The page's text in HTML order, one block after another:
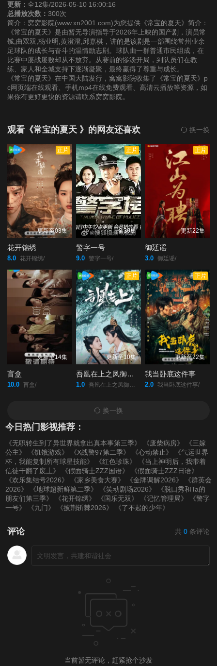
更新： 全12集/2026-05-10 16:00:16
总播放次数： 300次
简介：窝窝影院(www.xn2001.com)为您提供《常宝的夏天》简介：
《常宝的夏天》是由暂无导演指导于2026年上映的国产剧，演员常
铖,曲双双,杨业明,黄澄澄,邱嘉棋，讲的是该剧是一部围绕常州业余
足球队的成长与奋斗的温情励志剧。球队由一群普通市民组成，在
比赛中屡战屡败却从不放弃。从赛前的惨淡开局，到队员们在教
练、家人和全城支持下逐渐凝聚，最终赢得了尊重与成长。
《常宝的夏天》在中国大陆发行，窝窝影院收集了《常宝的夏天》p
c网页端在线观看、手机mp4在线免费观看、高清云播放等资源，如
果你有更好更快的资源请联系窝窝影院。
观看《常宝的夏天 》的网友还喜欢 换一换
正片
更新至03集
花开锦绣
8.0 花开锦绣/
正片
全30集
警字一号
9.0 警字一号/
正片
更新22集
御廷谣
3.0 御廷谣/
更新至14集
盲盒
10.0 盲盒/
正片
更新至10集
吾凰在上之凤御四方
1.0 吾凰在上之凤御四方/
正片
更新至22集
我当卧底这件事
2.0 我当卧底这件事/
换一换
今日热门影视推荐：
《无职转生到了异世界就拿出真本事第三季》 《废柴病房》
《三嫁
公主》
《饥饿游戏》 《X战警97第二季》 《心动禁止》
《气运世界
杯，我能复制所有球星技能》
《红色珍珠》
《当上神明后，我带着
信徒干翻了废土》
《假面骑士ZZZ国语》
《假面骑士ZZZ日语》
《欢乐集结号2026》
《家乡美食大赛》 《金牌调解2026》
《群英会
2026》
《地球超新鲜第二季》 《笑动剧场2026》
《脱口秀和Ta的
朋友们第三季》
《花开锦绣》 《国乐无双》 《记忆管理局》
《警字
一号》
《九门》 《披荆斩棘2026》 《了不起的少年》
评论 共 0 条评论
当前暂无评论，赶紧抢个沙发